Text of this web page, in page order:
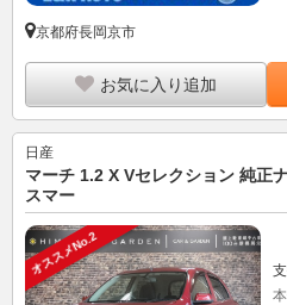
京都府長岡京市
お気に入り追加
日産
マーチ 1.2 X Vセレクション 純正
スマー
オススメNo.2